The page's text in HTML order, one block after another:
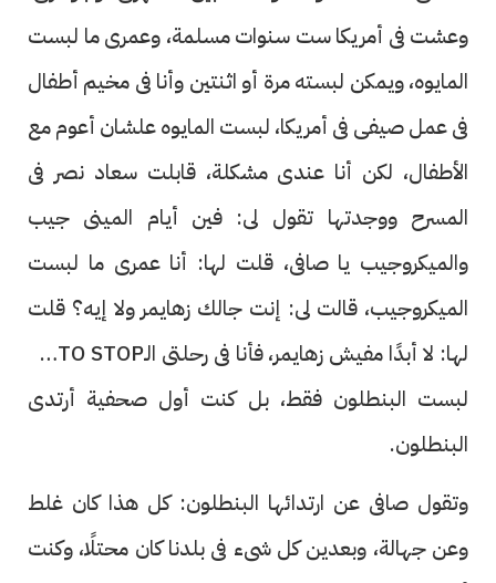
وعشت فى أمريكا ست سنوات مسلمة، وعمرى ما لبست
المايوه، ويمكن لبسته مرة أو اثنتين وأنا فى مخيم أطفال
فى عمل صيفى فى أمريكا، لبست المايوه علشان أعوم مع
الأطفال، لكن أنا عندى مشكلة، قابلت سعاد نصر فى
المسرح ووجدتها تقول لى: فين أيام المينى جيب
والميكروجيب يا صافى، قلت لها: أنا عمرى ما لبست
الميكروجيب، قالت لى: إنت جالك زهايمر ولا إيه؟ قلت
لها: لا أبدًا مفيش زهايمر، فأنا فى رحلتى الـAUTO STOP
لبست البنطلون فقط، بل كنت أول صحفية أرتدى
البنطلون.
وتقول صافى عن ارتدائها البنطلون: كل هذا كان غلط
وعن جهالة، وبعدين كل شىء فى بلدنا كان محتلًا، وكنت